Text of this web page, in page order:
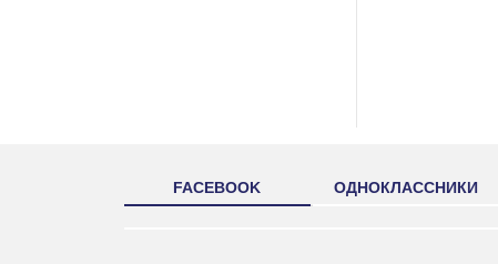
FACEBOOK ОДНОКЛАССНИКИ